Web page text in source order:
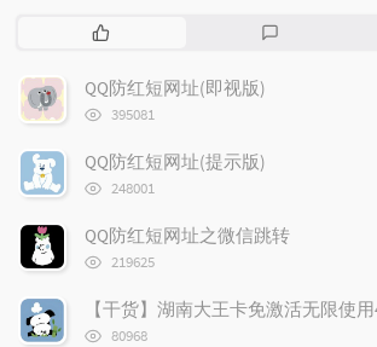
热
文
章
QQ防红短网址(即视版)
浏
次
数:
395081
QQ防红短网址(提示版)
浏
次
数:
248001
QQ防红短网址之微信跳转
浏
次
数:
219625
【干货】湖南大王卡免激活无限使用
浏
80968